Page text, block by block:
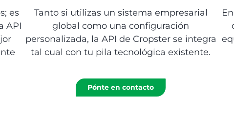
es
API
Tanto si utilizas un sistema empresarial
global como una configuración
personalizada, la API de Cropster se integra
tal cual con tu pila tecnológica existente.
Pónte en contacto